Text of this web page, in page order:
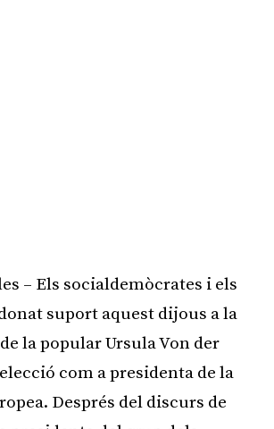
– Els socialdemòcrates i els
suport aquest dijous a la
la popular Ursula Von der
com a presidenta de la
Després del discurs de